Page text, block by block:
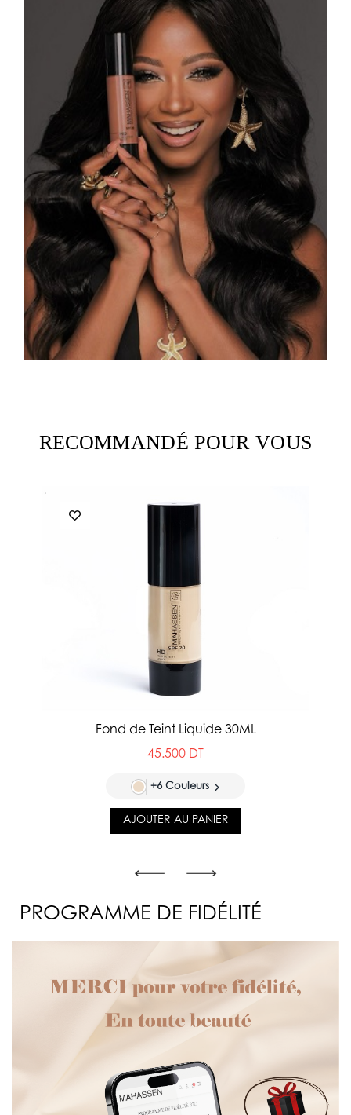
RECOMMANDÉ POUR VOUS
Fond de Teint Liquide 30ML
45.500 DT
+6 Couleurs
AJOUTER AU PANIER
PROGRAMME DE FIDÉLITÉ